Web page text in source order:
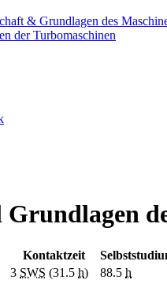
& Grundlagen des
der Turbomaschinen
Kontaktzeit
3 SWS (31.5 h) 88.5 h